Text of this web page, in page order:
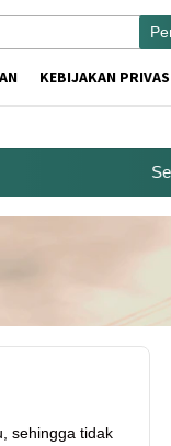
KEBIJAKAN
sehingga tidak